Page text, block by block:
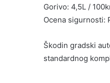
Gorivo: 4,5L /
Ocena sigurnosti:
Škodin gradski
standardnog